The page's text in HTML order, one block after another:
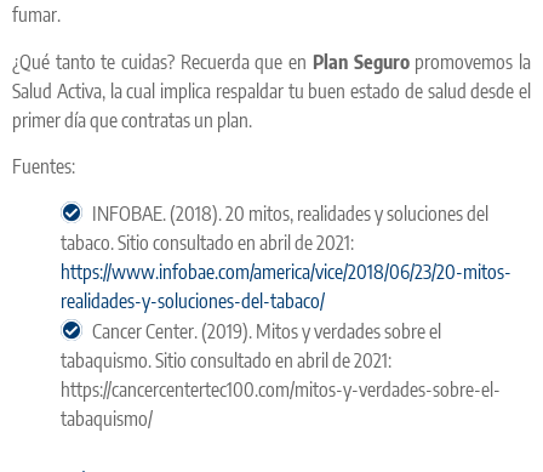
fumar.
¿Qué tanto te cuidas? Recuerda que en Plan Seguropromovemos la
Salud Activa, la cual implica respaldar tu buen estado de salud desde el
primer día que contratas un plan.
Fuentes:
INFOBAE. (2018). 20 mitos, realidades y soluciones del
tabaco. Sitio consultado en abril de 2021:
https://www.infobae.com/america/vice/2018/06/23/20-mitos-
realidades-y-soluciones-del-tabaco/
Cancer Center. (2019). Mitos y verdades sobre el
tabaquismo. Sitio consultado en abril de 2021:
https://cancercentertec100.com/mitos-y-verdades-sobre-el-
tabaquismo/